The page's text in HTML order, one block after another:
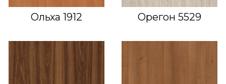
Ольха 1912 Орегон 5529